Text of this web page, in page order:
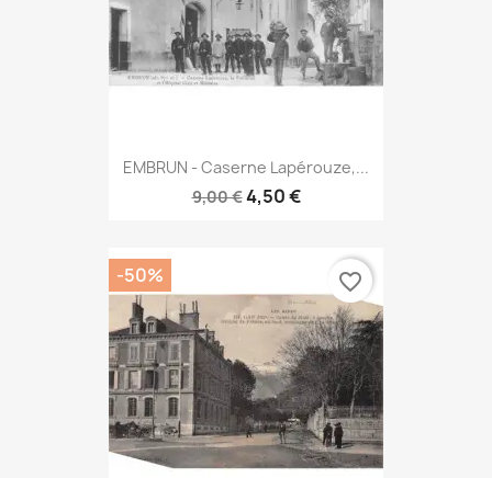
EMBRUN - Caserne Lapérouze,...
9,00 €4,50 €
-50% favorite_border